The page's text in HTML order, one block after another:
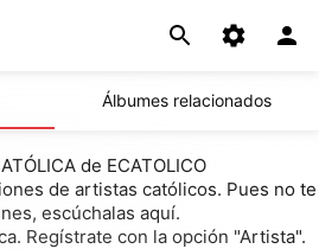
Álbumes relacionados
de ECATOLICO
de artistas católicos. Pues no te
escúchalas aquí.
Regístrate con la opción "Artista".